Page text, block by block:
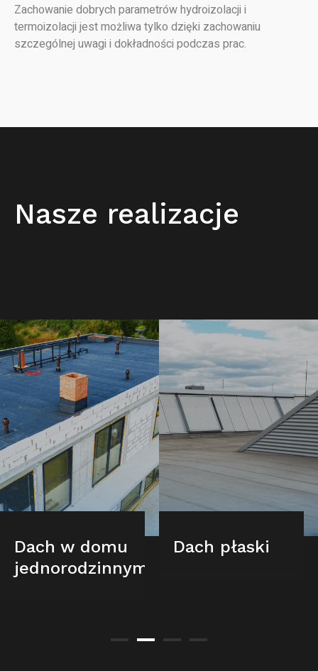
Zachowanie dobrych parametrów hydroizolacji i
termoizolacji jest możliwa tylko dzięki zachowaniu
szczególnej uwagi i dokładności podczas prac.
Nasze realizacje
Dach w domu
jednorodzinnym
Dach płaski